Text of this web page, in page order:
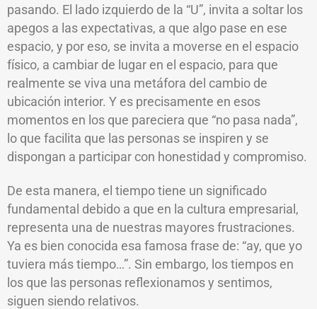
pasando. El lado izquierdo de la “U”, invita a soltar los
apegos a las expectativas, a que algo pase en ese
espacio, y por eso, se invita a moverse en el espacio
físico, a cambiar de lugar en el espacio, para que
realmente se viva una metáfora del cambio de
ubicación interior. Y es precisamente en esos
momentos en los que pareciera que “no pasa nada”,
lo que facilita que las personas se inspiren y se
dispongan a participar con honestidad y compromiso.
De esta manera, el tiempo tiene un significado
fundamental debido a que en la cultura empresarial,
representa una de nuestras mayores frustraciones.
Ya es bien conocida esa famosa frase de: “ay, que yo
tuviera más tiempo…”. Sin embargo, los tiempos en
los que las personas reflexionamos y sentimos,
siguen siendo relativos.